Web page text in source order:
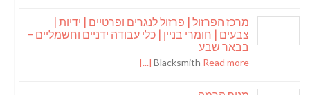
מרכז הפרזול | פרזול לנגרים ופרטיים | ידיות |
צבעים | חומרי בניין | כלי עבודה ידניים וחשמליים –
בבאר שבע
Blacksmith Read more [...]